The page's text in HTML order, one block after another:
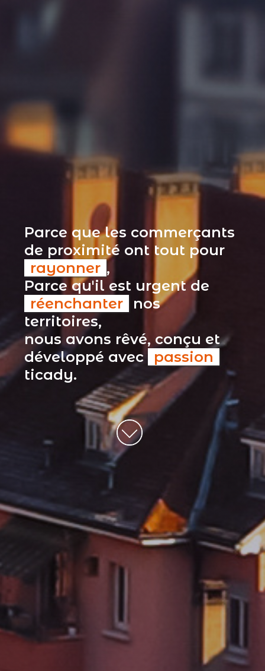
Parce que les commerçants
de proximité ont tout pour
rayonner ,
Parce qu'il est urgent de
réenchanter
nos
territoires,
nous avons rêvé, conçu et
développé avec passion
ticady.